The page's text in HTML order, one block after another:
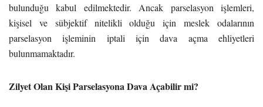
bulunduğu kabul edilmektedir. Ancak parselasyon işlemleri,
kişisel ve sübjektif nitelikli olduğu için meslek odalarının
parselasyon işleminin iptali için dava açma ehliyetleri
bulunmamaktadır.
Zilyet Olan Kişi Parselasyona Dava Açabilir mi?